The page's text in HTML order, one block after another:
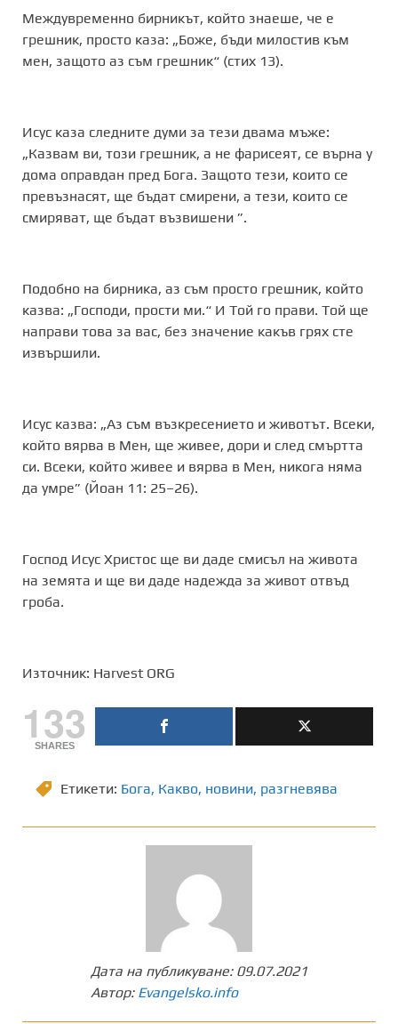
Междувременно бирникът, който знаеше, че е
грешник, просто каза: „Боже, бъди милостив към
мен, защото аз съм грешник“ (стих 13).
Исус каза следните думи за тези двама мъже:
„Казвам ви, този грешник, а не фарисеят, се върна у
дома оправдан пред Бога. Защото тези, които се
превъзнасят, ще бъдат смирени, а тези, които се
смиряват, ще бъдат възвишени ”.
Подобно на бирника, аз съм просто грешник, който
казва: „Господи, прости ми.“ И Той го прави. Той ще
направи това за вас, без значение какъв грях сте
извършили.
Исус казва: „Аз съм възкресението и животът. Всеки,
който вярва в Мен, ще живее, дори и след смъртта
си. Всеки, който живее и вярва в Мен, никога няма
да умре” (Йоан 11: 25–26).
Господ Исус Христос ще ви даде смисъл на живота
на земята и ще ви даде надежда за живот отвъд
гроба.
Източник: Harvest ORG
133
SHARES
Етикети: Бога, Какво, новини, разгневява
Дата на публикуване: 09.07.2021
Автор: Evangelsko.info